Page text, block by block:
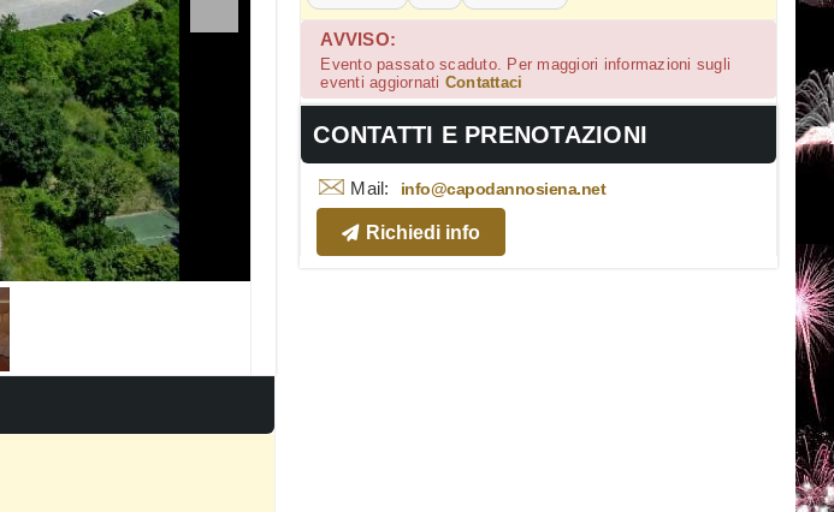
Camera Matrimoniale - Capodanno Hotel
AVVISO:
Evento passato scaduto. Per maggiori informazioni sugli
eventi aggiornati Contattaci
CONTATTI E PRENOTAZIONI
Mail: info@capodannosiena.net
Richiedi info